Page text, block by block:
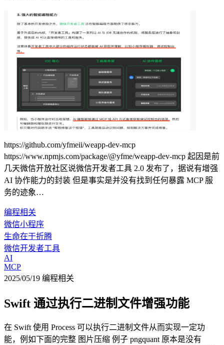
https://github.com/yfmeii/weapp-dev-mcp
https://www.npmjs.com/package/@yfme/weapp-dev-mcp 起因是前
几天微信开放社区说微信开发者工具 2.0 发布了，据说有增强
AI 协作能力的封装 但是事实是并没有找到任何暴露 MCP 服
务的迹象…
编程相关
微信小程序
生命在于折腾
微信开发者工具
AI
MCP
2025/05/19 编程相关
Swift 通过执行二进制文件增强功能
在 Swift 使用 Process 可以执行二进制文件从而实现一定功
能，例如下面的完整 图片压缩 例子 pngquant 原本是没有